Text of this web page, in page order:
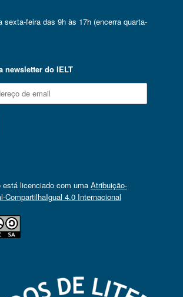
sexta-feira das 9h às 17h (encerra quarta-
newsletter do IELT
está licenciado com uma Atribuição-
CompartilhaIgual 4.0 Internacional